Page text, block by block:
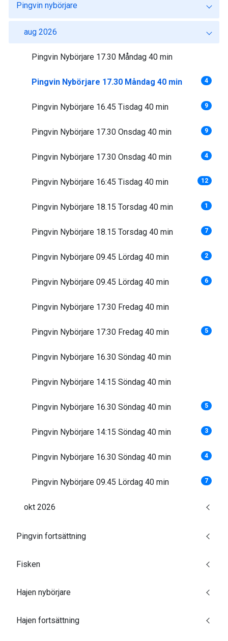
Pingvin nybörjare
aug 2026
Pingvin Nybörjare 17.30 Måndag 40 min
Pingvin Nybörjare 17.30 Måndag 40 min 4
Pingvin Nybörjare 16.45 Tisdag 40 min 9
Pingvin Nybörjare 17.30 Onsdag 40 min 9
Pingvin Nybörjare 17.30 Onsdag 40 min 4
Pingvin Nybörjare 16:45 Tisdag 40 min 12
Pingvin Nybörjare 18.15 Torsdag 40 min 1
Pingvin Nybörjare 18.15 Torsdag 40 min 7
Pingvin Nybörjare 09.45 Lördag 40 min 2
Pingvin Nybörjare 09.45 Lördag 40 min 6
Pingvin Nybörjare 17:30 Fredag 40 min
Pingvin Nybörjare 17:30 Fredag 40 min 5
Pingvin Nybörjare 16.30 Söndag 40 min
Pingvin Nybörjare 14:15 Söndag 40 min
Pingvin Nybörjare 16.30 Söndag 40 min 5
Pingvin Nybörjare 14:15 Söndag 40 min 3
Pingvin Nybörjare 16.30 Söndag 40 min 4
Pingvin Nybörjare 09.45 Lördag 40 min 7
okt 2026
Pingvin fortsättning
Fisken
Hajen nybörjare
Hajen fortsättning